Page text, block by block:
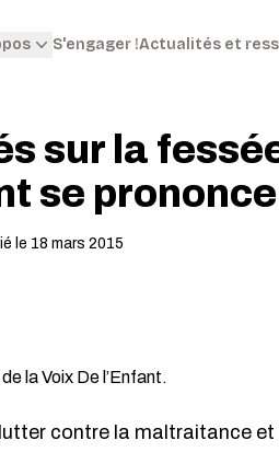
S'engager !Actualités et
sur la
se prononce
le 18 mars 2015
la Voix De l’Enfant.
contre la maltraitance